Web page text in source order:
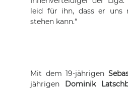
leid für ihn, dass er uns
stehen kann.“
Mit dem 19-jährigen
jährigen Dominik